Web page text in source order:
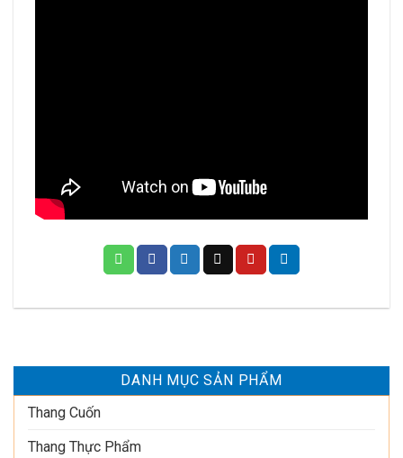
DANH MỤC SẢN PHẨM
Thang Cuốn
Thang Thực Phẩm